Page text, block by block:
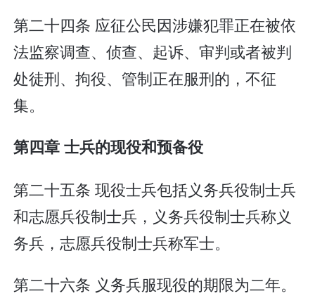
第二十四条 应征公民因涉嫌犯罪正在被依
法监察调查、侦查、起诉、审判或者被判
处徒刑、拘役、管制正在服刑的，不征
集。
第四章 士兵的现役和预备役
第二十五条 现役士兵包括义务兵役制士兵
和志愿兵役制士兵，义务兵役制士兵称义
务兵，志愿兵役制士兵称军士。
第二十六条 义务兵服现役的期限为二年。